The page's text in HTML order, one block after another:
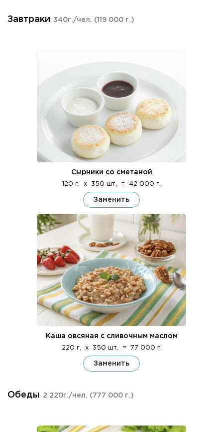
Завтраки 340г./чел. (119 000 г.)
Сырники со сметаной
120 г. x 350 шт. = 42 000 г.
Заменить
Каша овсяная с сливочным маслом
220 г. x 350 шт. = 77 000 г.
Заменить
Обеды 2 220г./чел. (777 000 г.)